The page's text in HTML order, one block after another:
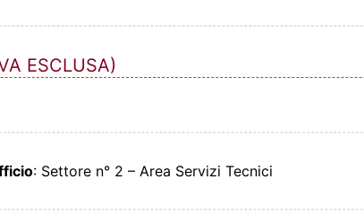
ESCLUSA)
: Settore n° 2 – Area Servizi Tecnici